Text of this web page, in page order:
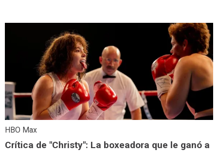
HBO Max
Crítica de "Christy": La boxeadora que le ganó a